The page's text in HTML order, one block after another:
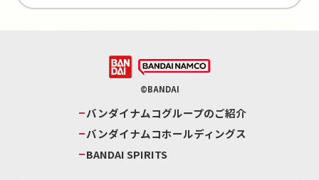
©BANDAI
バンダイナムコグループのご紹介
バンダイナムコホールディングス
BANDAI SPIRITS